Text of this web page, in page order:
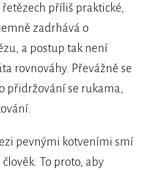
řetězech příliš praktické,
zadrhává o
a postup tak není
rovnováhy. Převážně se
přidržování se rukama,
pevnými kotveními smí
To proto, aby